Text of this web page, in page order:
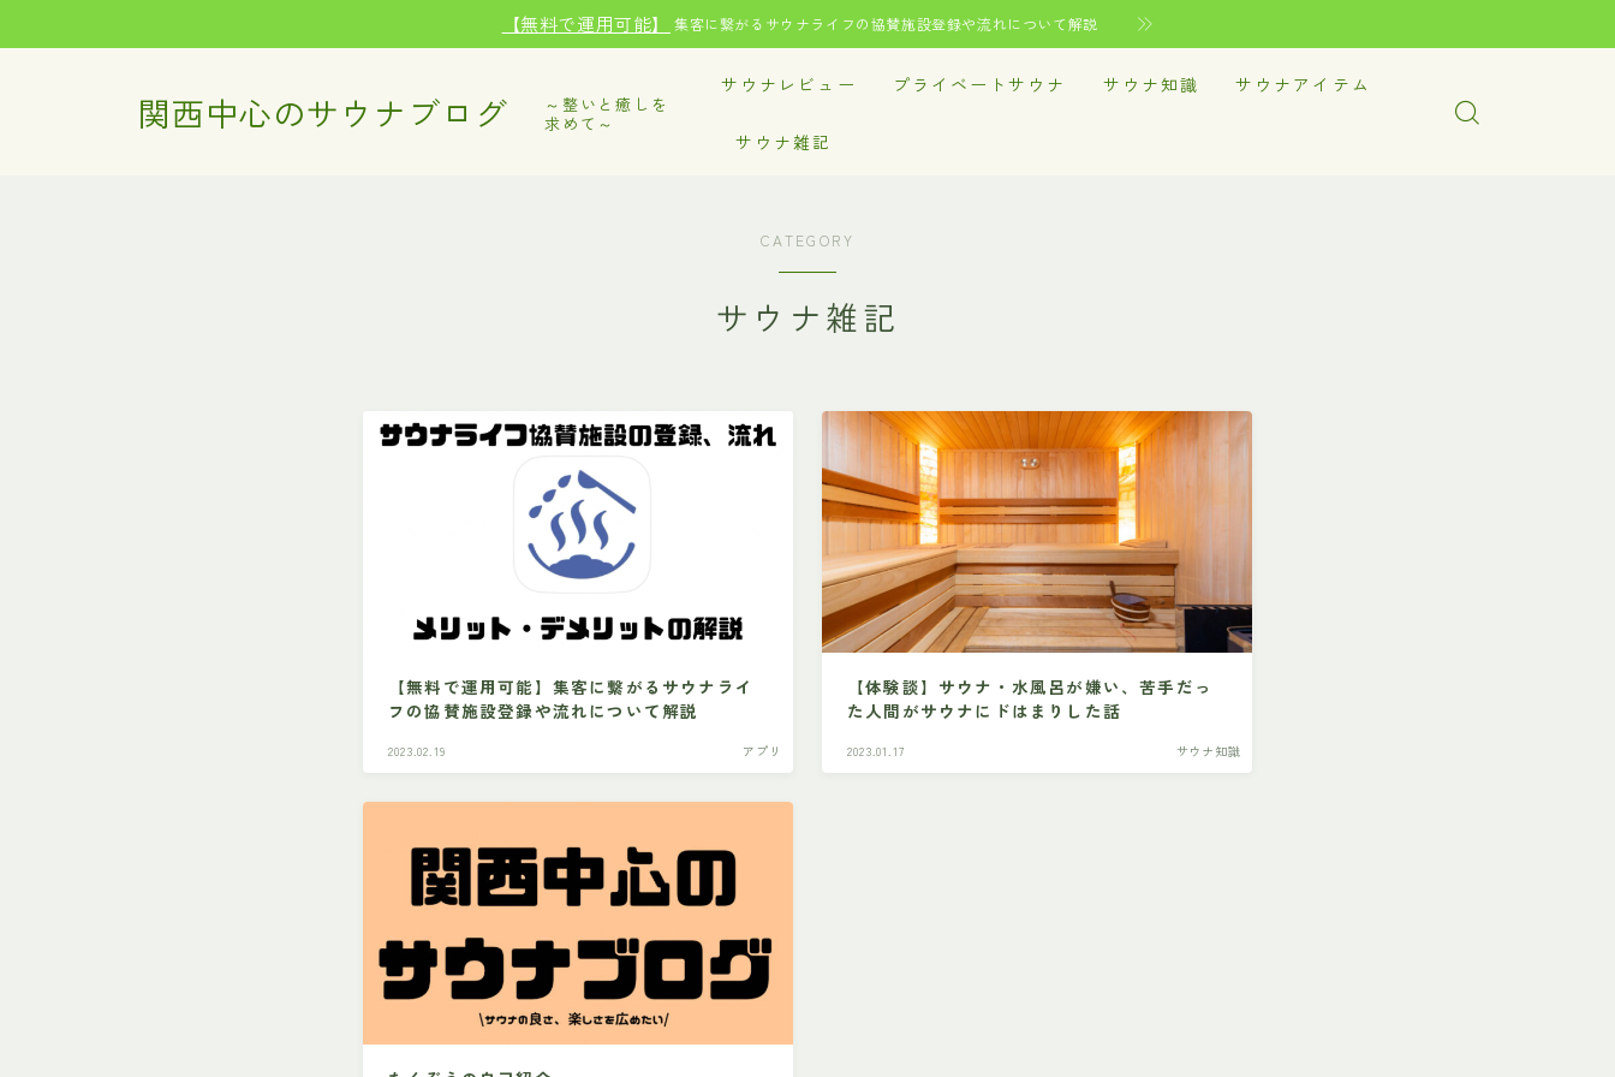
【無料で運用可能】 集客に繋がるサウナライフの協賛施設登録や流れについて解説
関西中心のサウナブログ
～整いと癒しを
求めて～
サウナレビュー プライベートサウナ サウナ知識 サウナアイテム
サウナ雑記
CATEGORY
サウナ雑記
【無料で運用可能】集客に繋がるサウナライ
フの協賛施設登録や流れについて解説
2023.02.19 アプリ
【体験談】サウナ・水風呂が嫌い、苦手だっ
た人間がサウナにドはまりした話
2023.01.17 サウナ知識